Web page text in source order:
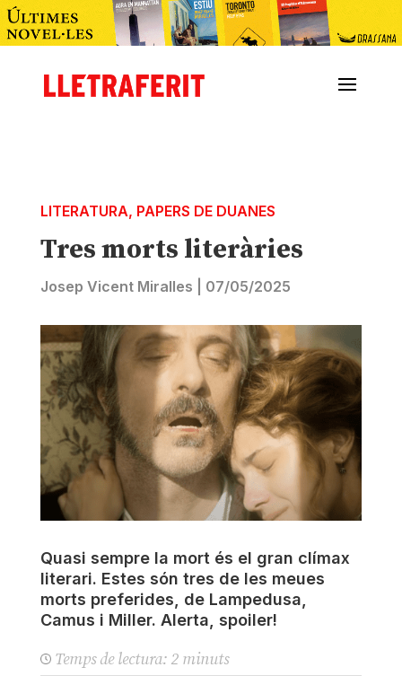
LITERATURA, PAPERS DE DUANES
Tres morts literàries
Josep Vicent Miralles 07/05/2025
Quasi sempre la mort és el gran clímax
literari. Estes són tres de les meues
morts preferides, de Lampedusa,
Camus i Miller. Alerta, spoiler!
Temps de lectura: 2 minuts